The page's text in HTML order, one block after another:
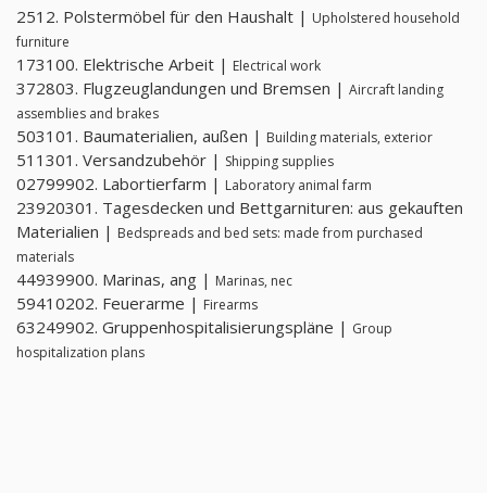
2512. Polstermöbel für den Haushalt | Upholstered household
furniture
173100. Elektrische Arbeit | Electrical work
372803. Flugzeuglandungen und Bremsen | Aircraft landing
assemblies and brakes
503101. Baumaterialien, außen | Building materials, exterior
511301. Versandzubehör | Shipping supplies
02799902. Labortierfarm | Laboratory animal farm
23920301. Tagesdecken und Bettgarnituren: aus gekauften
Materialien | Bedspreads and bed sets: made from purchased
materials
44939900. Marinas, ang | Marinas, nec
59410202. Feuerarme | Firearms
63249902. Gruppenhospitalisierungspläne | Group
hospitalization plans